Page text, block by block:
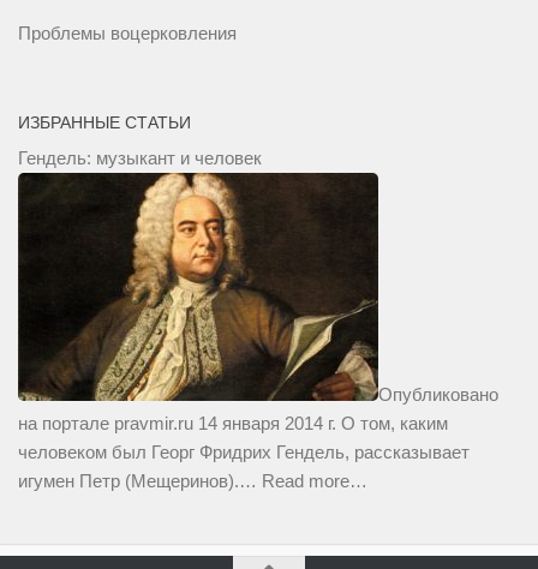
Проблемы воцерковления
ИЗБРАННЫЕ СТАТЬИ
Гендель: музыкант и человек
Опубликовано
на портале pravmir.ru 14 января 2014 г. О том, каким
человеком был Георг Фридрих Гендель, рассказывает
игумен Петр (Мещеринов).… Read more…